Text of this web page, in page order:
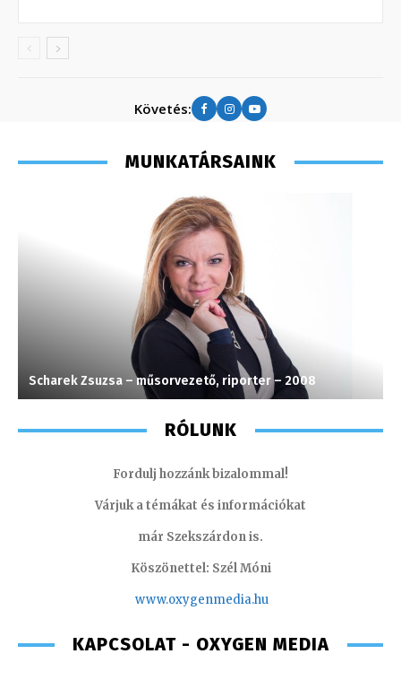
Követés:
MUNKATÁRSAINK
Scharek Zsuzsa – műsorvezető, riporter – 2008
RÓLUNK
Fordulj hozzánk bizalommal!
Várjuk a témákat és információkat
már Szekszárdon is.
Köszönettel: Szél Móni
www.oxygenmedia.hu
KAPCSOLAT - OXYGEN MEDIA